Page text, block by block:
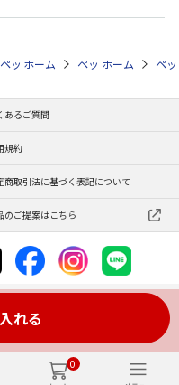
0
れる
の他用品 ケージ本体（鳥用）
ケージ・飼育その他用品 ケー
ペットストア ケージ・飼育その
ホーム ペットストア ケ
ホーム ペ
あるご質問
規約
商取引法に基づく表記について
のご提案はこちら